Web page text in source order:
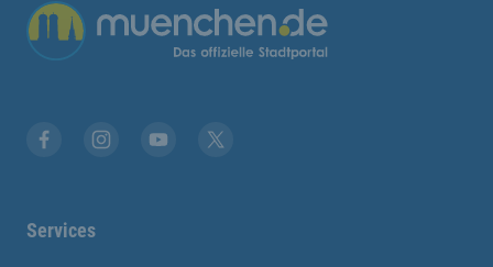
Übergreifende Links
Services